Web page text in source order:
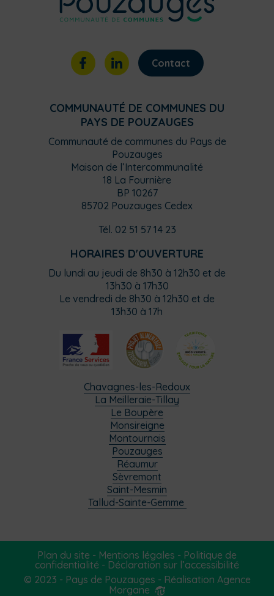
Contact
COMMUNAUTÉ DE COMMUNES DU
PAYS DE POUZAUGES
Communauté de communes du Pays de
Pouzauges
Maison de l’Intercommunalité
18 La Fournière
BP 10267
85702 Pouzauges Cedex
Tél. 02 51 57 14 23
HORAIRES D'OUVERTURE
Du lundi au jeudi de 8h30 à 12h30 et de
13h30 à 17h30
Le vendredi de 8h30 à 12h30 et de
13h30 à 17h
Chavagnes-les-Redoux
La Meilleraie-Tillay
Le Boupère
Monsireigne
Montournais
Pouzauges
Réaumur
Sèvremont
Saint-Mesmin
Tallud-Sainte-Gemme
Plan du site - Mentions légales - Politique de
confidentialité - Déclaration sur l’accessibilité
© 2023 - Pays de Pouzauges - Réalisation Agence
Morgane